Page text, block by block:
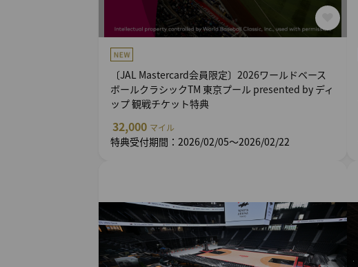
〔JAL Mastercard会員限定〕2026ワールドベース
ボールクラシックTM 東京プール presented by ディ
ップ 観戦チケット特典
32,000 マイル
特典受付期間：2026/02/05～2026/02/22